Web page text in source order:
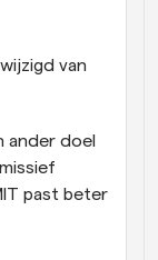
van
ander doel
past beter